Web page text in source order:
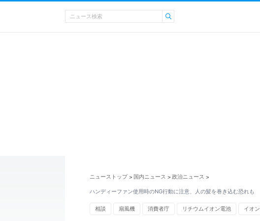
ニューストップ > 国内ニュース > 政治ニュース >
ハンディーファン使用時のNG行動に注意、人の髪を巻き込む恐れも
相談 扇風機 消費者庁 リチウムイオン電池 イオン